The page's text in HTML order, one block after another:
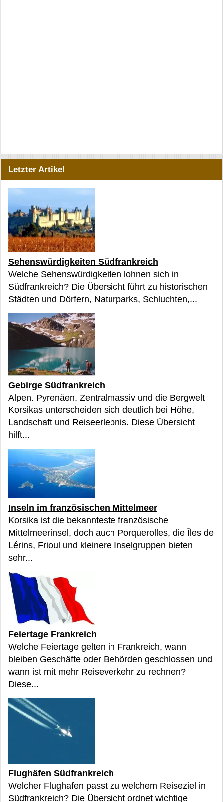
Letzter Artikel
Sehenswürdigkeiten Südfrankreich
Welche Sehenswürdigkeiten lohnen sich in
Südfrankreich? Die Übersicht führt zu historischen
Städten und Dörfern, Naturparks, Schluchten,...
Gebirge Südfrankreich
Alpen, Pyrenäen, Zentralmassiv und die Bergwelt
Korsikas unterscheiden sich deutlich bei Höhe,
Landschaft und Reiseerlebnis. Diese Übersicht
hilft...
Inseln im französischen Mittelmeer
Korsika ist die bekannteste französische
Mittelmeerinsel, doch auch Porquerolles, die Îles de
Lérins, Frioul und kleinere Inselgruppen bieten
sehr...
Feiertage Frankreich
Welche Feiertage gelten in Frankreich, wann
bleiben Geschäfte oder Behörden geschlossen und
wann ist mit mehr Reiseverkehr zu rechnen?
Diese...
Flughäfen Südfrankreich
Welcher Flughafen passt zu welchem Reiseziel in
Südfrankreich? Die Übersicht ordnet wichtige